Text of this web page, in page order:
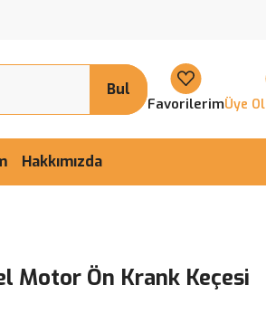
Bul
FavorilerimÜye Ol
Hakkımızda
Motor Ön Krank Keçesi